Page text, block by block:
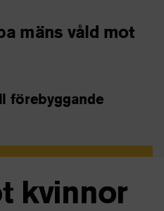
mäns våld mot
förebyggande
kvinnor
olika former, så som fysiskt,
inkluderar misshandel,